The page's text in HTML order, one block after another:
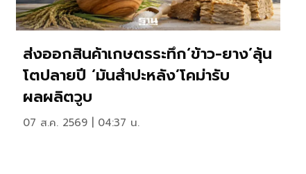
ส่งออกสินค้าเกษตรระทึก‘ข้าว-ยาง’ลุ้น
โตปลายปี ‘มันสำปะหลัง’โคม่ารับ
ผลผลิตวูบ
07 ส.ค. 2569 | 04:37 น.